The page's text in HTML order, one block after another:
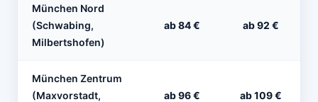
München Nord
(Schwabing,
Milbertshofen)
ab 84 € ab 92 €
München Zentrum
(Maxvorstadt,
ab 96 € ab 109 €